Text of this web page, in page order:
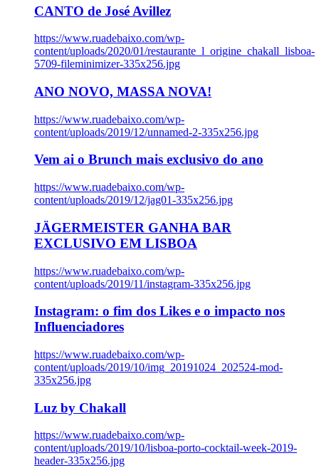
CANTO de José Avillez
https://www.ruadebaixo.com/wp-
content/uploads/2020/01/restaurante_l_origine_chakall_lisboa-
5709-fileminimizer-335x256.jpg
ANO NOVO, MASSA NOVA!
https://www.ruadebaixo.com/wp-
content/uploads/2019/12/unnamed-2-335x256.jpg
Vem ai o Brunch mais exclusivo do ano
https://www.ruadebaixo.com/wp-
content/uploads/2019/12/jag01-335x256.jpg
JÄGERMEISTER GANHA BAR
EXCLUSIVO EM LISBOA
https://www.ruadebaixo.com/wp-
content/uploads/2019/11/instagram-335x256.jpg
Instagram: o fim dos Likes e o impacto nos
Influenciadores
https://www.ruadebaixo.com/wp-
content/uploads/2019/10/img_20191024_202524-mod-
335x256.jpg
Luz by Chakall
https://www.ruadebaixo.com/wp-
content/uploads/2019/10/lisboa-porto-cocktail-week-2019-
header-335x256.jpg